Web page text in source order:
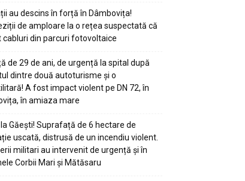
au descins în forță în Dâmbovița!
de amploare la o rețea suspectată că
cabluri din parcuri fotovoltaice
de 29 de ani, de urgență la spital după
dintre două autoturisme și o
A fost impact violent pe DN 72, în
în amiaza mare
Găești! Suprafață de 6 hectare de
uscată, distrusă de un incendiu violent.
militari au intervenit de urgență și în
Corbii Mari și Mătăsaru